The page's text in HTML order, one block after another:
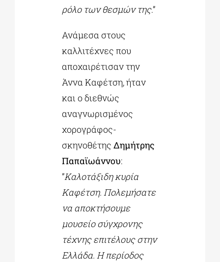
ρόλο των θεσμών της.”
Ανάμεσα στους
καλλιτέχνες που
αποχαιρέτισαν την
Άννα Καφέτση, ήταν
και ο διεθνώς
αναγνωρισμένος
χορογράφος-
σκηνοθέτης Δημήτρης
Παπαϊωάννου:
”Καλοτάξιδη κυρία
Καφέτση. Πολεμήσατε
να αποκτήσουμε
μουσείο σύγχρονης
τέχνης επιτέλους στην
Ελλάδα. Η περίοδος